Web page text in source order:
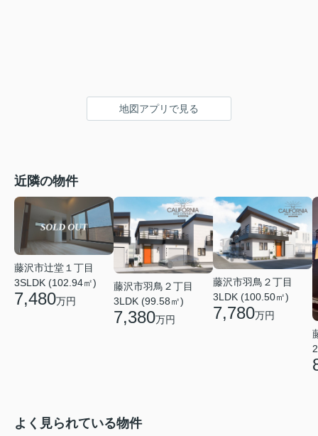
地図アプリで見る
近隣の物件
藤沢市辻堂１丁目
3SLDK (102.94㎡)
7,480万円
藤沢市羽鳥２丁目
3LDK (99.58㎡)
7,380万円
藤沢市羽鳥２丁目
3LDK (100.50㎡)
7,780万円
よく見られている物件